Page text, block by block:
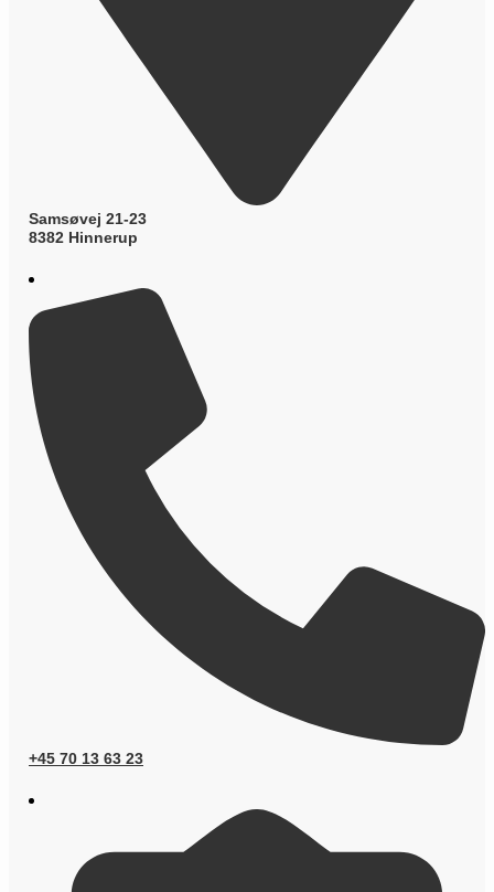
Samsøvej 21-23
8382 Hinnerup
+45 70 13 63 23